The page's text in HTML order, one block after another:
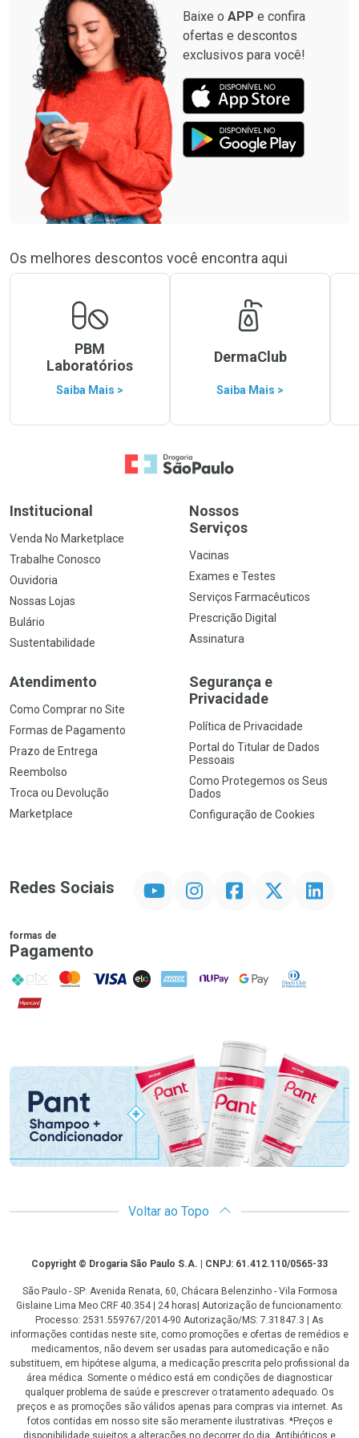
Baixe o APP e confira
ofertas e descontos
exclusivos para você!
Os melhores descontos você encontra aqui
PBM
Laboratórios
Saiba Mais >
DermaClub
Saiba Mais >
Ir para a Home
Institucional
Venda No Marketplace
Trabalhe Conosco
Ouvidoria
Nossas Lojas
Bulário
Sustentabilidade
Nossos
Serviços
Vacinas
Exames e Testes
Serviços Farmacêuticos
Prescrição Digital
Assinatura
Atendimento
Como Comprar no Site
Formas de Pagamento
Prazo de Entrega
Reembolso
Troca ou Devolução
Marketplace
Segurança e
Privacidade
Política de Privacidade
Portal do Titular de Dados
Pessoais
Como Protegemos os Seus
Dados
Configuração de Cookies
Redes Sociais InstagramFacebookTwitter Linkedin
formas de
Pagamento
PIX MasterCard
VISA ELO AMEX NuPay Google PayDiners Club
Hipercard
Promoção em Destaque
Voltar ao Topo
CopyrightCopyright © Drogaria São Paulo S.A. | CNPJ: 61.412.110/0565-33
São Paulo - SP: Avenida Renata, 60, Chácara Belenzinho - Vila Formosa
Gislaine Lima Meo CRF 40.354 | 24 horas| Autorização de funcionamento:
Processo: 2531.559767/2014-90 Autorização/MS: 7.31847.3 | As
informações contidas neste site, como promoções e ofertas de remédios e
medicamentos, não devem ser usadas para automedicação e não
substituem, em hipótese alguma, a medicação prescrita pelo profissional da
área médica. Somente o médico está em condições de diagnosticar
qualquer problema de saúde e prescrever o tratamento adequado. Os
preços e as promoções são válidos apenas para compras via internet. As
fotos contidas em nosso site são meramente ilustrativas. *Preços e
disponibilidade sujeitos a alterações no decorrer do dia. Antibióticos e